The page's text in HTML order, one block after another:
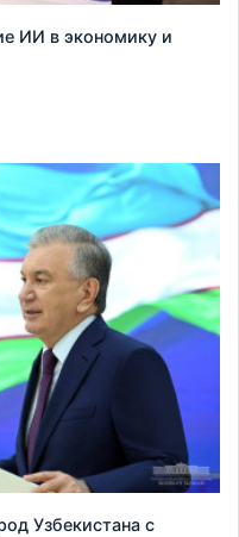
ИИ в экономику и
Узбекистана с